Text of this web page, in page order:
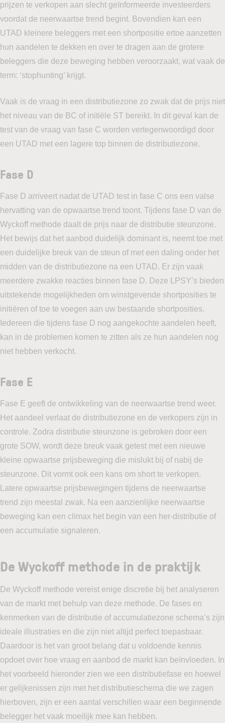
prijzen te verkopen aan slecht geïnformeerde investeerders
voordat de neerwaartse trend begint. Bovendien kan een
UTAD kleinere beleggers met een shortpositie ertoe aanzetten
hun aandelen te dekken en over te dragen aan de grotere
beleggers die deze beweging hebben veroorzaakt, wat vaak de
term: ‘stophunting’ krijgt.
Vaak is de vraag in een distributiezone zo zwak dat de prijs niet
het niveau van de BC of initiële ST bereikt. In dit geval kan de
test van de vraag van fase C worden vertegenwoordigd door
een UTAD met een lagere top binnen de distributiezone.
Fase D
Fase D arriveert nadat de UTAD test in fase C ons een valse
hervatting van de opwaartse trend toont. Tijdens fase D van de
Wyckoff methode daalt de prijs naar de distributie steunzone.
Het bewijs dat het aanbod duidelijk dominant is, neemt toe met
een duidelijke breuk van de steun of met een daling onder het
midden van de distributiezone na een UTAD. Er zijn vaak
meerdere zwakke reacties binnen fase D. Deze LPSY’s bieden
uitstekende mogelijkheden om winstgevende shortposities te
initiëren of toe te voegen aan uw bestaande shortposities.
Iedereen die tijdens fase D nog aangekochte aandelen heeft,
kan in de problemen komen te zitten als ze hun aandelen nog
niet hebben verkocht.
Fase E
Fase E geeft de ontwikkeling van de neerwaartse trend weer.
Het aandeel verlaat de distributiezone en de verkopers zijn in
controle. Zodra distributie steunzone is gebroken door een
grote SOW, wordt deze breuk vaak getest met een nieuwe
kleine opwaartse prijsbeweging die mislukt bij of nabij de
steunzone. Dit vormt ook een kans om short te verkopen.
Latere opwaartse prijsbewegingen tijdens de neerwaartse
trend zijn meestal zwak. Na een aanzienlijke neerwaartse
beweging kan een climax het begin van een her-distributie of
een accumulatie signaleren.
De Wyckoff methode in de praktijk
De Wyckoff methode vereist enige discretie bij het analyseren
van de markt met behulp van deze methode. De fases en
kenmerken van de distributie of accumulatiezone schema’s zijn
ideale illustraties en die zijn niet altijd perfect toepasbaar.
Daardoor is het van groot belang dat u voldoende kennis
opdoet over hoe vraag en aanbod de markt kan beïnvloeden. In
het voorbeeld hieronder zien we een distributiefase en hoewel
er gelijkenissen zijn met het distributieschema die we zagen
hierboven, zijn er een aantal verschillen waar een beginnende
belegger het vaak moeilijk mee kan hebben.